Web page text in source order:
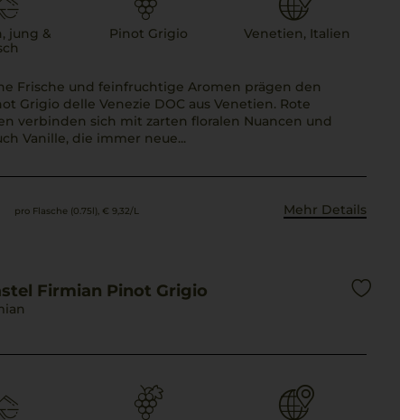
jung &
Pinot Grigio Venetien, Italien
Frische und feinfruchtige Aromen prägen den
Grigio delle Venezie DOC aus Venetien. Rote
verbinden sich mit zarten floralen Nuancen und
Vanille, die immer neue...
pro Flasche (0.75l), € 9,32/L Mehr Details
Firmian Pinot Grigio